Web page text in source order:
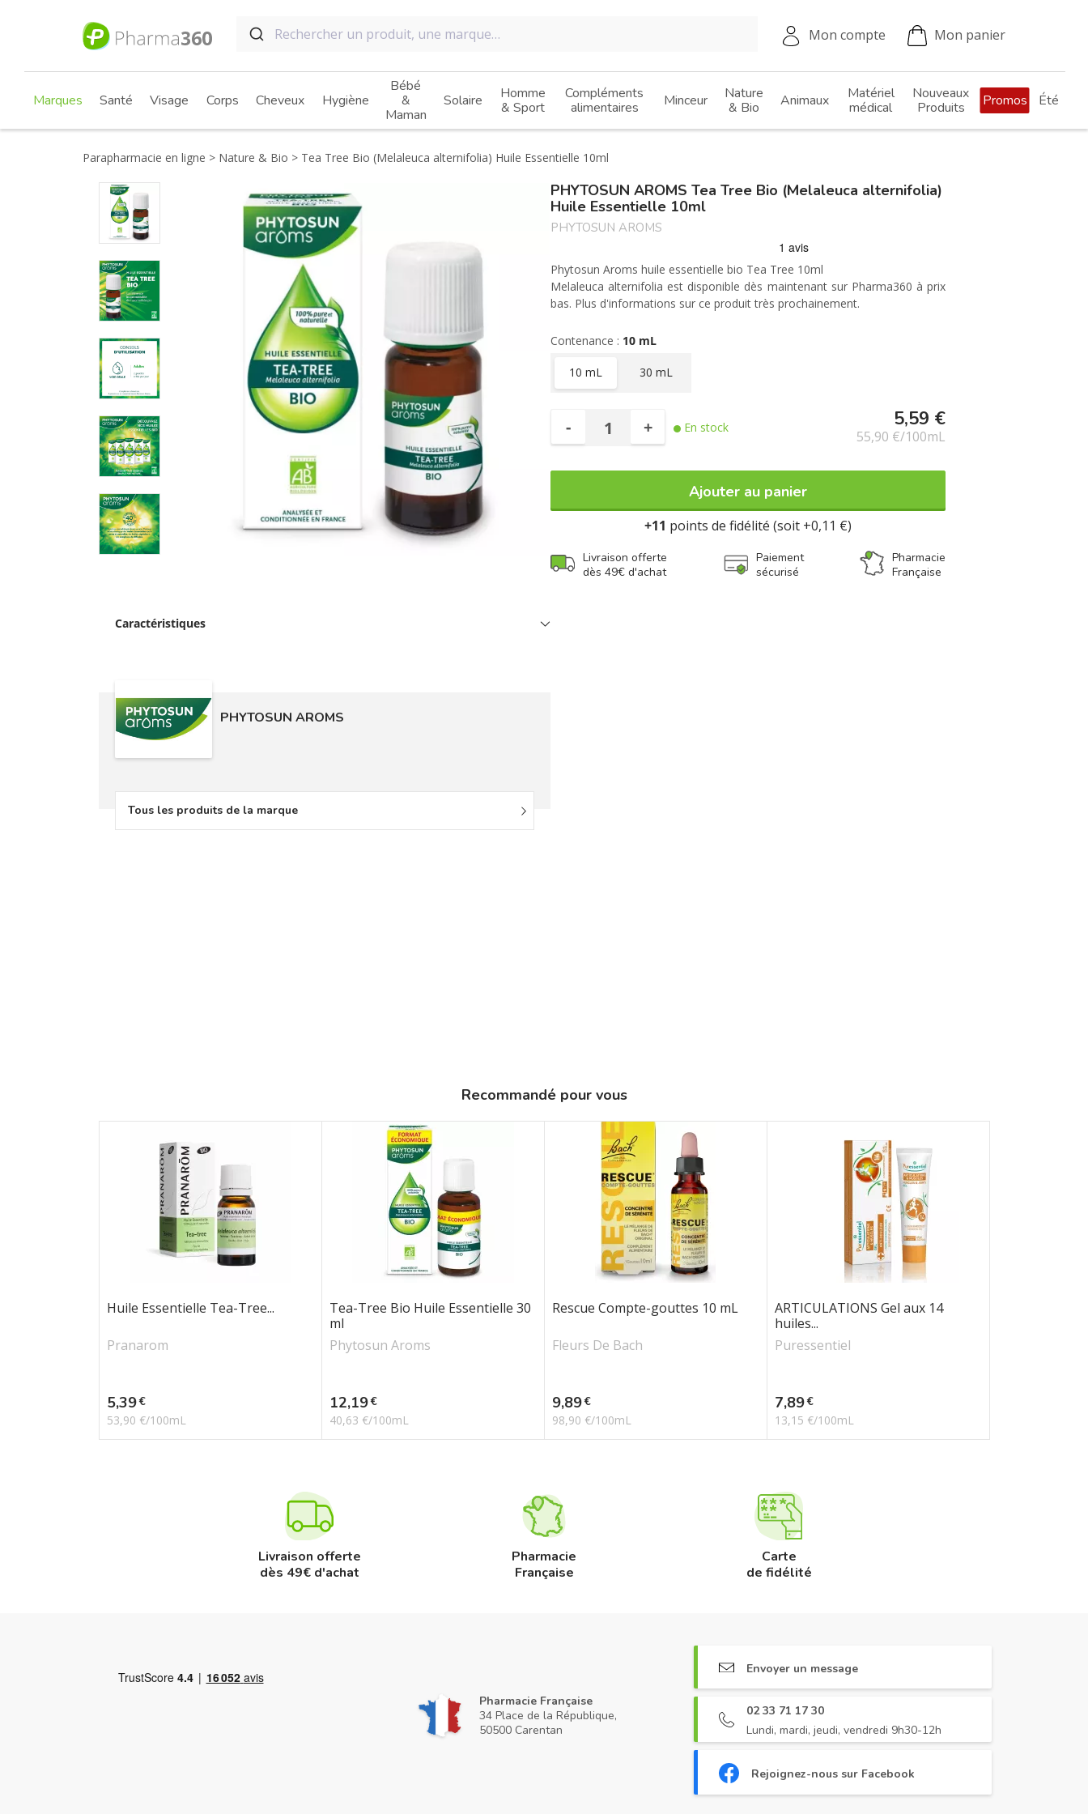
Mon compte Mon panier
Marques Santé Visage Corps Cheveux Hygiène
Bébé
&
Maman
Solaire
Homme
& Sport
Compléments
alimentaires
Minceur
Nature
& Bio
Animaux
Matériel
médical
Nouveaux
Produits
Promos Été
Parapharmacie en ligne Nature & Bio Tea Tree Bio (Melaleuca alternifolia) Huile Essentielle 10ml
PHYTOSUN AROMS Tea Tree Bio (Melaleuca alternifolia)
Huile Essentielle 10ml
PHYTOSUN AROMS
Phytosun Aroms huile essentielle bio Tea Tree 10ml
Melaleuca alternifolia est disponible dès maintenant sur Pharma360 à prix
bas. Plus d'informations sur ce produit très prochainement.
Contenance : 10 mL
10 mL 30 mL
En stock
- + 5,59 €
55,90 €/100mL
Ajouter au panier
+11 points de fidélité (soit +0,11 €)
Livraison offerte
dès 49€ d'achat
Paiement
sécurisé
Pharmacie
Française
Caractéristiques
PHYTOSUN AROMS
Tous les produits de la marque
Recommandé pour vous
Huile Essentielle Tea-Tree...
Pranarom
Prix
5,39€
53,90 €/100mL
Tea-Tree Bio Huile Essentielle 30
ml
Phytosun Aroms
Prix
12,19€
40,63 €/100mL
Rescue Compte-gouttes 10 mL
Fleurs De Bach
Prix
9,89€
98,90 €/100mL
ARTICULATIONS Gel aux 14
huiles...
Puressentiel
Prix
7,89€
13,15 €/100mL
Livraison offerte
dès 49€ d'achat
Pharmacie
Française
Carte
de fidélité
Pharmacie Française
34 Place de la République,
50500 Carentan
Envoyer un message
02 33 71 17 30
Lundi, mardi, jeudi, vendredi 9h30-12h
Rejoignez-nous sur Facebook